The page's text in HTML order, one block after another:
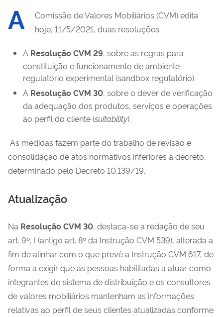
A
Comissão de Valores Mobiliários (CVM) edita
hoje, 11/5/2021, duas resoluções:
A Resolução CVM 29, sobre as regras para
constituição e funcionamento de ambiente
regulatório experimental (sandbox regulatório).
A Resolução CVM 30, sobre o dever de verificação
da adequação dos produtos, serviços e operações
ao perfil do cliente (suitability).
As medidas fazem parte do trabalho de revisão e
consolidação de atos normativos inferiores a decreto,
determinado pelo Decreto 10.139/19.
Atualização
Na Resolução CVM 30, destaca-se a redação de seu
art. 9º, I (antigo art. 8º da Instrução CVM 539), alterada a
fim de alinhar com o que prevê a Instrução CVM 617, de
forma a exigir que as pessoas habilitadas a atuar como
integrantes do sistema de distribuição e os consultores
de valores mobiliários mantenham as informações
relativas ao perfil de seus clientes atualizadas conforme